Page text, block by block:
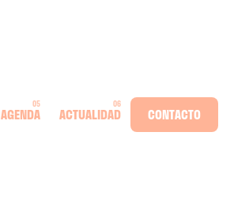
AGENDA ACTUALIDAD CONTACTO